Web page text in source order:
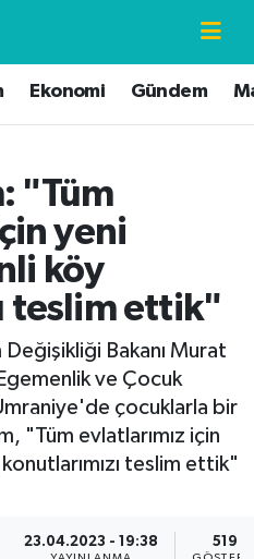
Ekonomi Gündem
"Tüm
yeni
köy
teslim ettik"
Bakanı Murat
ve Çocuk
çocuklarla bir
"Tüm evlatlarımız için
teslim ettik"
23.04.2023 - 19:38 519
ve Fikstür